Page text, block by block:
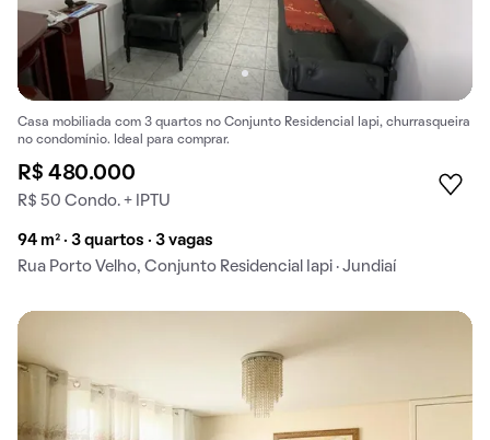
Casa mobiliada com 3 quartos no Conjunto Residencial Iapi, churrasqueira
no condomínio. Ideal para comprar.
R$ 480.000
R$ 50 Condo. + IPTU
94 m² · 3 quartos · 3 vagas
Rua Porto Velho, Conjunto Residencial Iapi · Jundiaí